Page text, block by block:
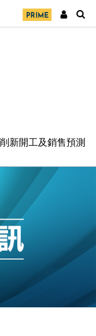
新開工及銷售預測
成 蘋果或犧牲毛利穩
候金融會議
505元 惟維持「增
實資料 遭禁申請輸入
上 上海取消逾900班